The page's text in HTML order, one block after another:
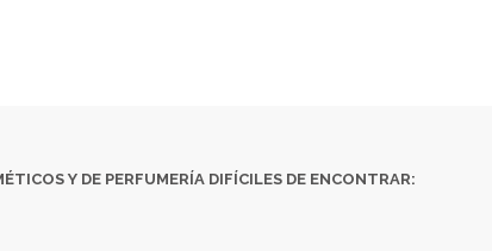
Y DE PERFUMERÍA DIFÍCILES DE ENCONTRAR: